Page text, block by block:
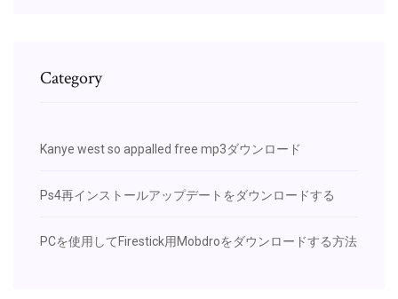
Category
Kanye west so appalled free mp3ダウンロード
Ps4再インストールアップデートをダウンロードする
PCを使用してFirestick用Mobdroをダウンロードする方法